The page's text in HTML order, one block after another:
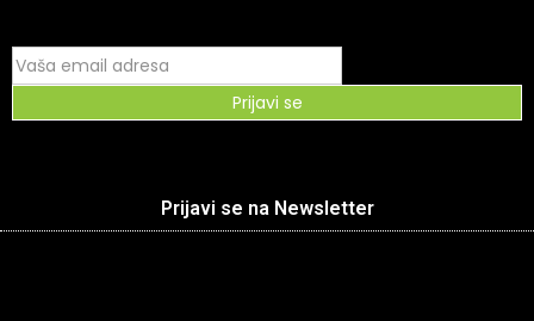
Prijavi se
Prijavi se na Newsletter